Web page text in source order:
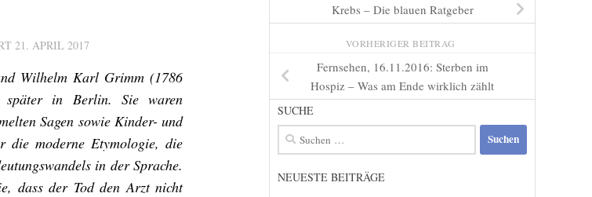
21. APRIL 2017
Wilhelm Karl Grimm (1786
später in Berlin. Sie waren
Sagen sowie Kinder- und
die moderne Etymologie, die
in der Sprache.
dass der Tod den Arzt nicht
Krebs – Die blauen Ratgeber
VORHERIGER BEITRAG
Fernsehen, 16.11.2016: Sterben im
Hospiz – Was am Ende wirklich zählt
SUCHE
Suchen
nach:
NEUESTE BEITRÄGE